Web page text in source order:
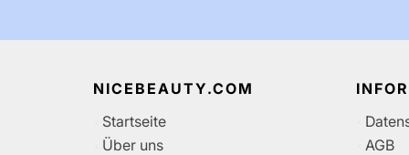
NICEBEAUTY.COM
Startseite
Über uns
AGB